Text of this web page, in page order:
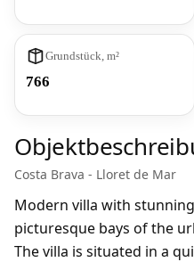
Grundstück, m²
766
Costa Brava - Lloret de Mar
Modern villa with
picturesque bays of the
The villa is situated in a